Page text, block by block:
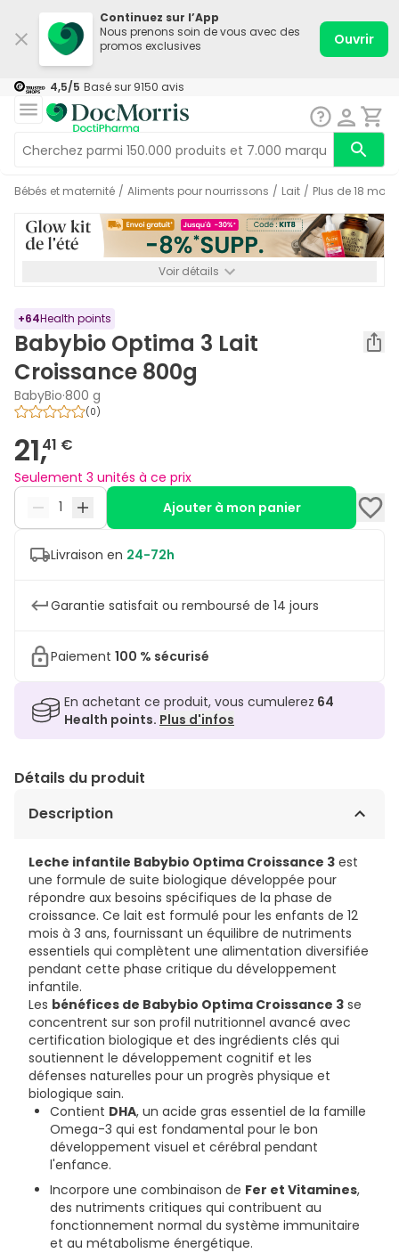
Continuez sur l’App
Nous prenons soin de vous avec des
promos exclusives
Ouvrir
4,5/5 Basé sur 9150 avis
Bébés et maternité / Aliments pour nourrissons / Lait / Plus de 18 mois
Voir détails
+64Health points
Babybio Optima 3 Lait
Croissance 800g
BabyBio·800 g
(0)
21,41 €
Seulement 3 unités à ce prix
Ajouter à mon panier
Livraison en 24-72h
Garantie satisfait ou remboursé de 14 jours
Paiement 100 % sécurisé
En achetant ce produit, vous cumulerez 64
Health points. Plus d'infos
Détails du produit
Description
Leche infantile Babybio Optima Croissance 3 est
une formule de suite biologique développée pour
répondre aux besoins spécifiques de la phase de
croissance. Ce lait est formulé pour les enfants de 12
mois à 3 ans, fournissant un équilibre de nutriments
essentiels qui complètent une alimentation diversifiée
pendant cette phase critique du développement
infantile.
Les bénéfices de Babybio Optima Croissance 3 se
concentrent sur son profil nutritionnel avancé avec
certification biologique et des ingrédients clés qui
soutiennent le développement cognitif et les
défenses naturelles pour un progrès physique et
biologique sain.
Contient DHA, un acide gras essentiel de la famille
Omega-3 qui est fondamental pour le bon
développement visuel et cérébral pendant
l'enfance.
Incorpore une combinaison de Fer et Vitamines,
des nutriments critiques qui contribuent au
fonctionnement normal du système immunitaire
et au métabolisme énergétique.